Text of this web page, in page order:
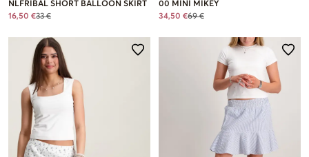
NLFRIBAL SHORT BALLOON SKIRT
16,50 €33 €
00 MINI MIKEY
34,50 €69 €